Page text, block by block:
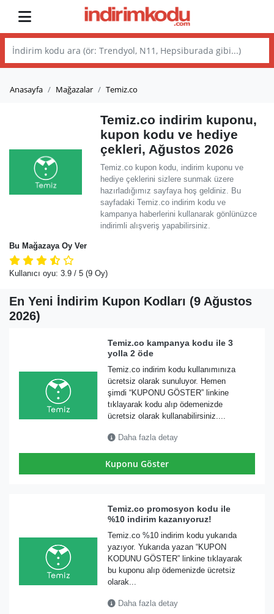
Anasayfa Mağazalar Temiz.co
Bu Mağazaya Oy Ver
Kullanıcı oyu: 3.9 / 5 (9 Oy)
Temiz.co indirim kuponu,
kupon kodu ve hediye
çekleri, Ağustos 2026
Temiz.co kupon kodu, indirim kuponu ve
hediye çeklerini sizlere sunmak üzere
hazırladığımız sayfaya hoş geldiniz. Bu
sayfadaki Temiz.co indirim kodu ve
kampanya haberlerini kullanarak gönlünüzce
indirimli alışveriş yapabilirsiniz.
En Yeni İndirim Kupon Kodları (9 Ağustos
2026)
Temiz.co kampanya kodu ile 3
yolla 2 öde
Temiz.co indirim kodu kullanımınıza
ücretsiz olarak sunuluyor. Hemen
şimdi “KUPONU GÖSTER” linkine
tıklayarak kodu alıp ödemenizde
ücretsiz olarak kullanabilirsiniz....
Daha fazla detay
Kuponu Göster
Temiz.co promosyon kodu ile
%10 indirim kazanıyoruz!
Temiz.co %10 indirim kodu yukarıda
yazıyor. Yukarıda yazan “KUPON
KODUNU GÖSTER” linkine tıklayarak
bu kuponu alıp ödemenizde ücretsiz
olarak...
Daha fazla detay